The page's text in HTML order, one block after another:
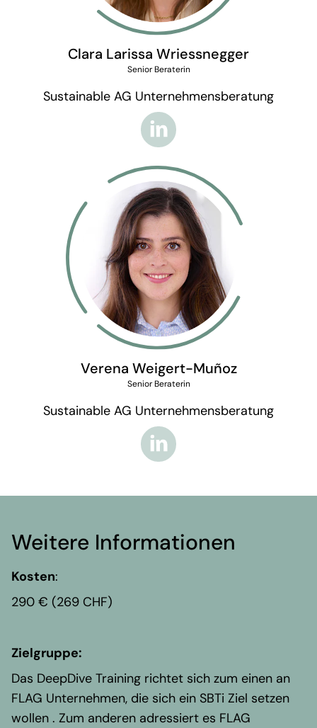
Clara Larissa Wriessnegger
Senior Beraterin
Sustainable AG Unternehmensberatung
Verena Weigert-Muñoz
Senior Beraterin
Sustainable AG Unternehmensberatung
Weitere Informationen
Kosten:
290 € (269 CHF)
Zielgruppe:
Das DeepDive Training richtet sich zum einen an
FLAG Unternehmen, die sich ein SBTi Ziel setzen
wollen . Zum anderen adressiert es FLAG